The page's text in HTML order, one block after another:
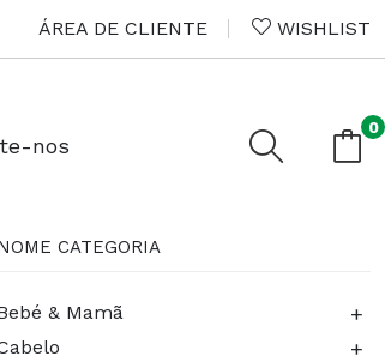
ÁREA DE CLIENTE WISHLIST
nos
0
CATEGORIA
& Mamã +
+